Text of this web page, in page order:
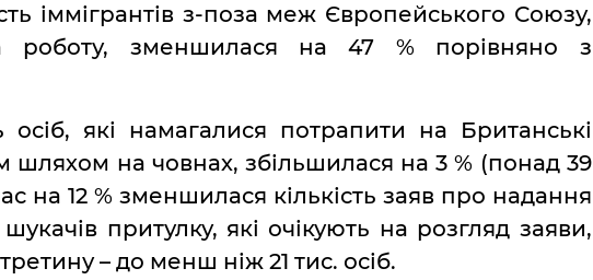
іммігрантів з-поза меж Європейського Союзу,
роботу, зменшилася на 47 % порівняно з
осіб, які намагалися потрапити на Британські
шляхом на човнах, збільшилася на 3 % (понад 39
на 12 % зменшилася кількість заяв про надання
шукачів притулку, які очікують на розгляд заяви,
– до менш ніж 21 тис. осіб.